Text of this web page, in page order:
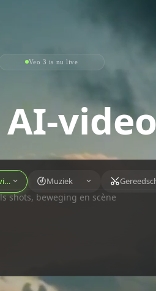
Veo 3 is nu live
AI-
Muziek